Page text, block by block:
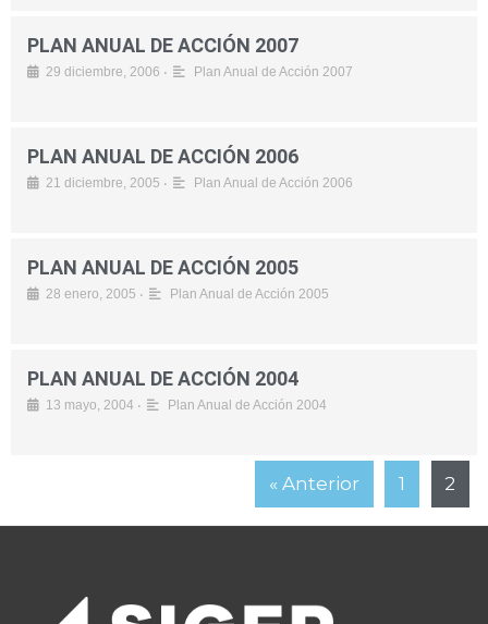
PLAN ANUAL DE ACCIÓN 2007
29 diciembre, 2006 • Plan Anual de Acción 2007
PLAN ANUAL DE ACCIÓN 2006
21 diciembre, 2005 • Plan Anual de Acción 2006
PLAN ANUAL DE ACCIÓN 2005
28 enero, 2005 • Plan Anual de Acción 2005
PLAN ANUAL DE ACCIÓN 2004
13 mayo, 2004 • Plan Anual de Acción 2004
« Anterior 1 2